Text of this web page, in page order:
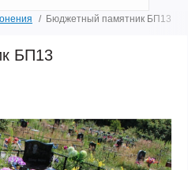
Бюджетный памятник БП13
БП13